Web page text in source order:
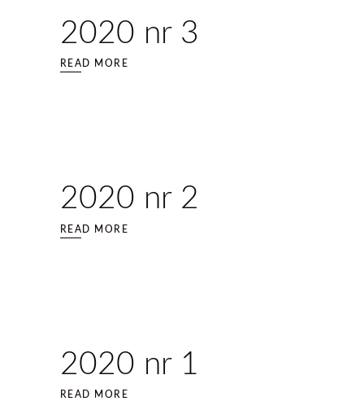
2020 nr 3
READ MORE
2020 nr 2
READ MORE
2020 nr 1
READ MORE